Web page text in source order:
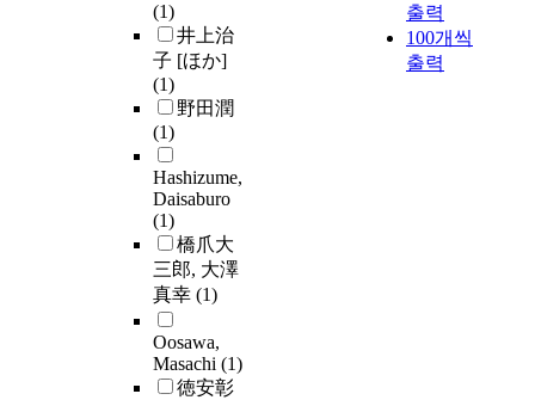
(1)
井上治
子 [ほか]
(1)
野田潤
(1)
Hashizume,
Daisaburo
(1)
橋爪大
三郎, 大澤
真幸 (1)
Oosawa,
Masachi (1)
徳安彰
출력
100개씩
출력